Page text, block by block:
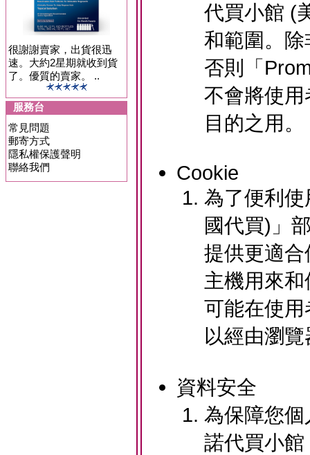
很謝謝賣家，出貨很迅
速。大約2星期就收到貨
了。優質的賣家。 ..
服務台
常見問題
郵寄方式
隱私權保護聲明
聯絡我們
代買小館 (
和範圍。
否則「
不會將使
目的之用。
Cookie
為了便利
國代買)」
提供更適
主機用來
可能在使
以經由瀏
資料安全
為保障您
諾代買小